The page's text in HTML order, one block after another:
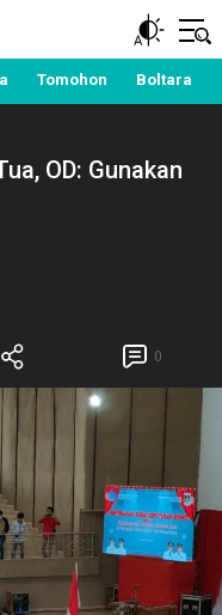
Kawanua, Politik,
dan Nasional
Tomohon Boltara
OD: Gunakan
0